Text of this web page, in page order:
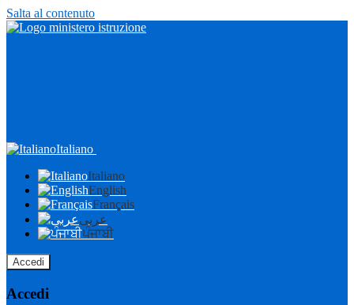
Salta al contenuto
Italiano
Italiano
English
Français
عربى
ਪੰਜਾਬੀ
Accedi
Accedi